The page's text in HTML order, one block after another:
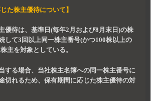
た株主優待について】
優待は、基準日(毎年2月および8月末日)の株
して3回以上同一株主番号(かつ100株以上の
主を対象としている。
する場合、当社株主名簿への同一株主番号に
切れるため、保有期間に応じた株主優待の対